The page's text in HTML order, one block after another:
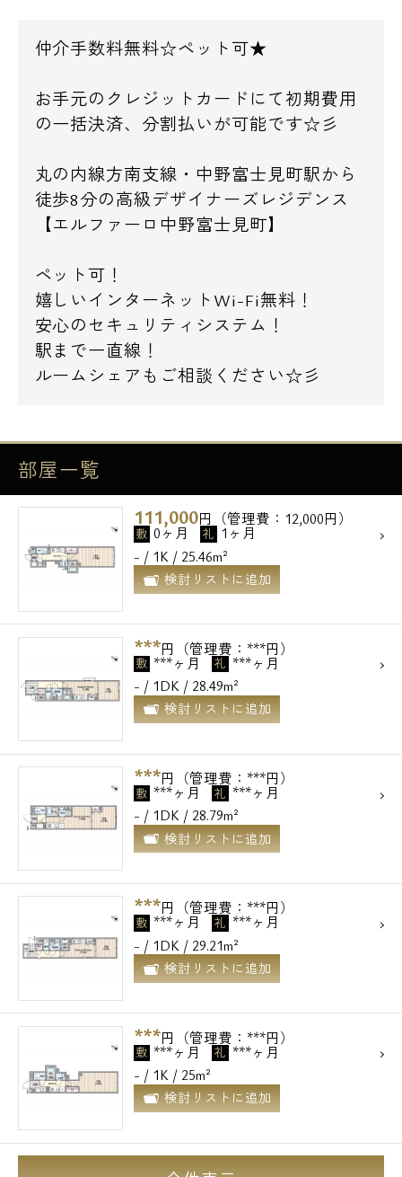
仲介手数料無料☆ペット可★
お手元のクレジットカードにて初期費用
の一括決済、分割払いが可能です☆彡
丸の内線方南支線・中野富士見町駅から
徒歩8分の高級デザイナーズレジデンス
【エルファーロ中野富士見町】
ペット可！
嬉しいインターネットWi-Fi無料！
安心のセキュリティシステム！
駅まで一直線！
ルームシェアもご相談ください☆彡
部屋一覧
111,000円（管理費：12,000円）
敷 0ヶ月 礼 1ヶ月
- / 1K / 25.46m²
検討リストに追加
***円（管理費：***円）
敷 ***ヶ月 礼 ***ヶ月
- / 1DK / 28.49m²
検討リストに追加
***円（管理費：***円）
敷 ***ヶ月 礼 ***ヶ月
- / 1DK / 28.79m²
検討リストに追加
***円（管理費：***円）
敷 ***ヶ月 礼 ***ヶ月
- / 1DK / 29.21m²
検討リストに追加
***円（管理費：***円）
敷 ***ヶ月 礼 ***ヶ月
- / 1K / 25m²
検討リストに追加